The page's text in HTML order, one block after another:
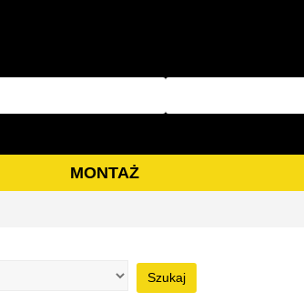
MONTAŻ
Szukaj